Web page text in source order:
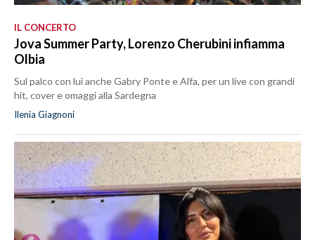
IL CONCERTO
Jova Summer Party, Lorenzo Cherubini infiamma
Olbia
Sul palco con lui anche Gabry Ponte e Alfa, per un live con grandi
hit, cover e omaggi alla Sardegna
Ilenia Giagnoni